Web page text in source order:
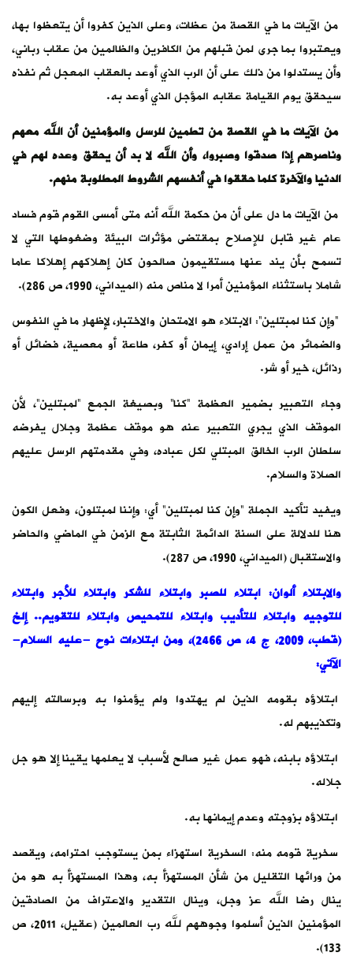
من الآيات ما في القصة من عظات، وعلى الذين كفروا أن يتعظوا بها،
ويعتبروا بما جرى لمن قبلهم من الكافرين والظالمين من عقاب رباني،
وأن يستدلوا من ذلك على أن الرب الذي أوعد بالعقاب المعجل ثم نفذه
سيحقق يوم القيامة عقابه المؤجل الذي أوعد به.
من الآيات ما في القصة من تطمين للرسل والمؤمنين أن الله معهم
وناصرهم إذا صدقوا وصبروا، وأن الله لا بد أن يحقق وعده لهم في
الدنيا والآخرة كلما حققوا في أنفسهم الشروط المطلوبة منهم.
من الآيات ما دل على أن من حكمة الله أنه متى أمسى القوم قوم فساد
عام غير قابل للإصلاح بمقتضى مؤثرات البيئة وضغوطها التي لا
تسمح بأن يند عنها مستقيمون صالحون كان إهلاكهم إهلاكا عاما
شاملا باستثناء المؤمنين أمرا لا مناص منه (الميداني، 1990، ص 286).
“وإن كنا لمبتلين”: الابتلاء هو الامتحان والاختبار، لإظهار ما في النفوس
والضمائر من عمل إرادي، إيمان أو كفر، طاعة أو معصية، فضائل أو
رذائل، خير أو شر.
وجاء التعبير بضمير العظمة “كنا” وبصيغة الجمع “لمبتلين”، لأن
الموقف الذي يجري التعبير عنه هو موقف عظمة وجلال يفرضه
سلطان الرب الخالق المبتلي لكل عباده، وفي مقدمتهم الرسل عليهم
الصلاة والسلام.
ويفيد تأكيد الجملة “وإن كنا لمبتلين” أي: وإننا لمبتلون، وفعل الكون
هنا للدلالة على السنة الدائمة الثابتة مع الزمن في الماضي والحاضر
والاستقبال (الميداني، 1990، ص 287).
والابتلاء ألوان: ابتلاء للصبر وابتلاء للشكر وابتلاء للأجر وابتلاء
للتوجيه وابتلاء للتأديب وابتلاء للتمحيص وابتلاء للتقويم.. إلخ
(قطب، 2009، ج 4، ص 2466)، ومن ابتلاءات نوح -عليه السلام-
الآتي:
ابتلاؤه بقومه الذين لم يهتدوا ولم يؤمنوا به وبرسالته إليهم
وتكذيبهم له.
ابتلاؤه بابنه، فهو عمل غير صالح لأسباب لا يعلمها يقينا إلا هو جل
جلاله.
ابتلاؤه بزوجته وعدم إيمانها به.
سخرية قومه منه: السخرية استهزاء بمن يستوجب احترامه، ويقصد
من ورائها التقليل من شأن المستهزأ به، وهذا المستهزأ به هو من
ينال رضا الله عز وجل، وينال التقدير والاعتراف من الصادقين
المؤمنين الذين أسلموا وجوههم لله رب العالمين (عقيل، 2011، ص
133).